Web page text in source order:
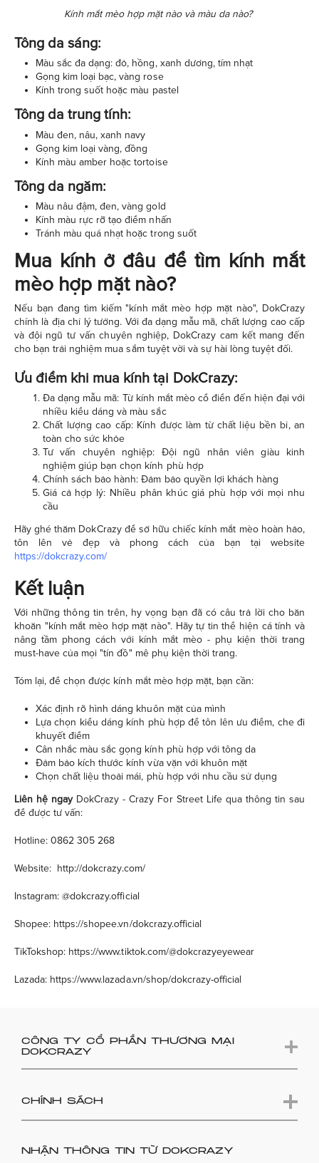
Kính mắt mèo hợp mặt nào và màu da nào?
Tông da sáng:
Màu sắc đa dạng: đỏ, hồng, xanh dương, tím nhạt
Gọng kim loại bạc, vàng rose
Kính trong suốt hoặc màu pastel
Tông da trung tính:
Màu đen, nâu, xanh navy
Gọng kim loại vàng, đồng
Kính màu amber hoặc tortoise
Tông da ngăm:
Màu nâu đậm, đen, vàng gold
Kính màu rực rỡ tạo điểm nhấn
Tránh màu quá nhạt hoặc trong suốt
Mua kính ở đâu để tìm kính mắt
mèo hợp mặt nào?
Nếu bạn đang tìm kiếm "kính mắt mèo hợp mặt nào", DokCrazy
chính là địa chỉ lý tưởng. Với đa dạng mẫu mã, chất lượng cao cấp
và đội ngũ tư vấn chuyên nghiệp, DokCrazy cam kết mang đến
cho bạn trải nghiệm mua sắm tuyệt vời và sự hài lòng tuyệt đối.
Ưu điểm khi mua kính tại DokCrazy:
Đa dạng mẫu mã: Từ kính mắt mèo cổ điển đến hiện đại với
nhiều kiểu dáng và màu sắc
Chất lượng cao cấp: Kính được làm từ chất liệu bền bỉ, an
toàn cho sức khỏe
Tư vấn chuyên nghiệp: Đội ngũ nhân viên giàu kinh
nghiệm giúp bạn chọn kính phù hợp
Chính sách bảo hành: Đảm bảo quyền lợi khách hàng
Giá cả hợp lý: Nhiều phân khúc giá phù hợp với mọi nhu
cầu
Hãy ghé thăm DokCrazy để sở hữu chiếc kính mắt mèo hoàn hảo,
tôn lên vẻ đẹp và phong cách của bạn tại website
https://dokcrazy.com/
Kết luận
Với những thông tin trên, hy vọng bạn đã có câu trả lời cho băn
khoăn "kính mắt mèo hợp mặt nào". Hãy tự tin thể hiện cá tính và
nâng tầm phong cách với kính mắt mèo - phụ kiện thời trang
must-have của mọi "tín đồ" mê phụ kiện thời trang.
Tóm lại, để chọn được kính mắt mèo hợp mặt, bạn cần:
Xác định rõ hình dáng khuôn mặt của mình
Lựa chọn kiểu dáng kính phù hợp để tôn lên ưu điểm, che đi
khuyết điểm
Cân nhắc màu sắc gọng kính phù hợp với tông da
Đảm bảo kích thước kính vừa vặn với khuôn mặt
Chọn chất liệu thoải mái, phù hợp với nhu cầu sử dụng
Liên hệ ngayDokCrazy - Crazy For Street Life qua thông tin sau
để được tư vấn:
Hotline: 0862 305 268
Website: http://dokcrazy.com/
Instagram: @dokcrazy.official
Shopee: https://shopee.vn/dokcrazy.official
TikTokshop: https://www.tiktok.com/@dokcrazyeyewear
Lazada: https://www.lazada.vn/shop/dokcrazy-official
CÔNG TY CỔ PHẦN THƯƠNG MẠI
DOKCRAZY
CHÍNH SÁCH
NHẬN THÔNG TIN TỪ DOKCRAZY